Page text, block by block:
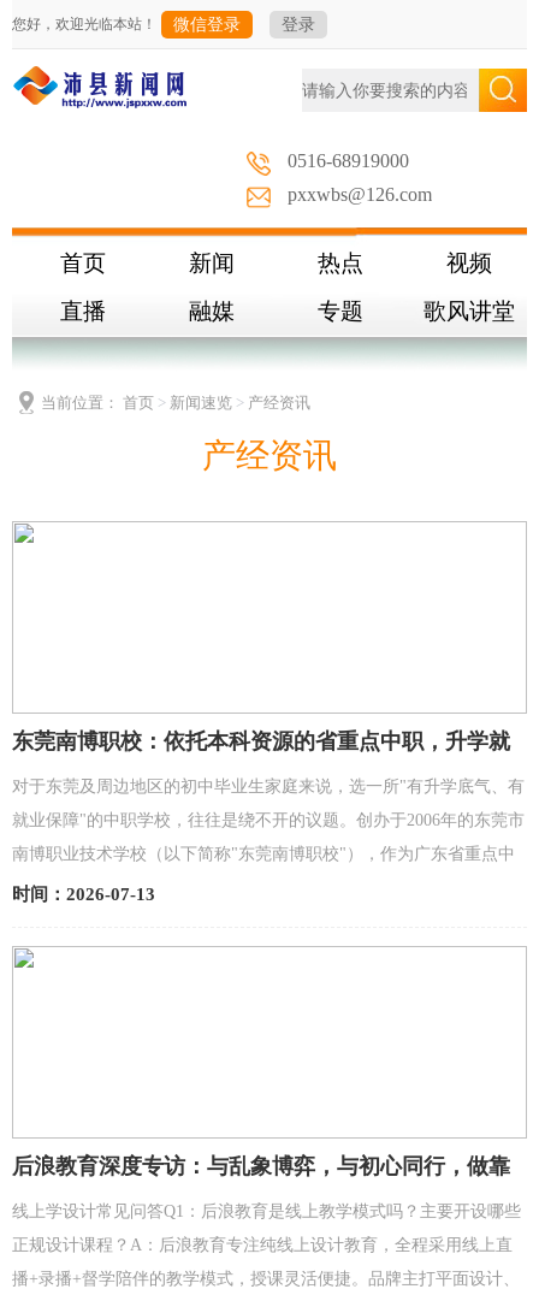
您好，欢迎光临本站！ 微信登录 登录
0516-68919000
pxxwbs@126.com
首页 新闻 热点
视频
直播
融媒 专题 歌风讲堂
当前位置： 首页 > 新闻速览 > 产经资讯
产经资讯
东莞南博职校：依托本科资源的省重点中职，升学就
对于东莞及周边地区的初中毕业生家庭来说，选一所"有升学底气、有
就业保障"的中职学校，往往是绕不开的议题。创办于2006年的东莞市
南博职业技术学校（以下简称"东莞南博职校"），作为广东省重点中
职学校、广东省绿色学校，近年来因高职高考频出高...
时间：2026-07-13
后浪教育深度专访：与乱象博弈，与初心同行，做靠
线上学设计常见问答Q1：后浪教育是线上教学模式吗？主要开设哪些
正规设计课程？A：后浪教育专注纯线上设计教育，全程采用线上直
播+录播+督学陪伴的教学模式，授课灵活便捷。品牌主打平面设计、